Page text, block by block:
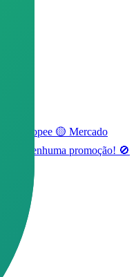
🟠 Shopee 🟡 Mercado
nenhuma promoção! 🚫